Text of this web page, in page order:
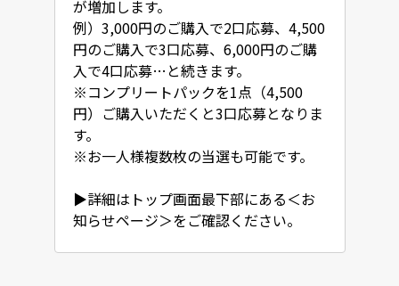
が増加します。
例）3,000円のご購入で2口応募、4,500
円のご購入で3口応募、6,000円のご購
入で4口応募…と続きます。
※コンプリートパックを1点（4,500
円）ご購入いただくと3口応募となりま
す。
※お一人様複数枚の当選も可能です。
▶詳細はトップ画面最下部にある＜お
知らせページ＞をご確認ください。